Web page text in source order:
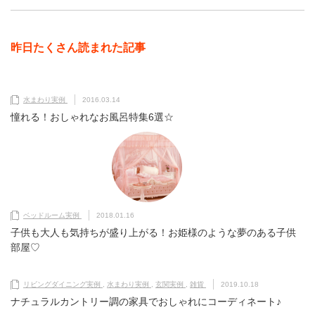
昨日たくさん読まれた記事
水まわり実例 2016.03.14
憧れる！おしゃれなお風呂特集6選☆
ベッドルーム実例 2018.01.16
子供も大人も気持ちが盛り上がる！お姫様のような夢のある子供
部屋♡
リビングダイニング実例 水まわり実例 玄関実例 雑貨 2019.10.18
ナチュラルカントリー調の家具でおしゃれにコーディネート♪